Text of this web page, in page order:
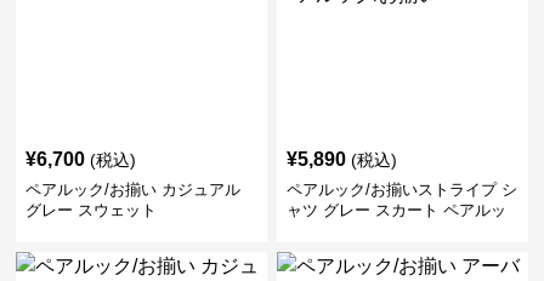
¥6,700 (税込)
ペアルック/お揃い カジュアル
グレー スウェット
¥5,890 (税込)
ペアルック/お揃いストライプ シ
ャツ グレー スカート ペアルッ